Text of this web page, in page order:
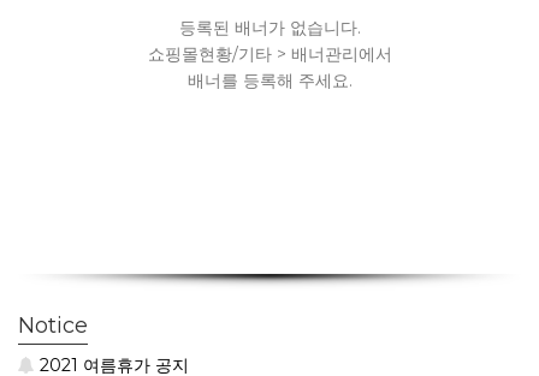
등록된 배너가 없습니다.
쇼핑몰현황/기타 > 배너관리에서
배너를 등록해 주세요.
Notice
2021 여름휴가 공지